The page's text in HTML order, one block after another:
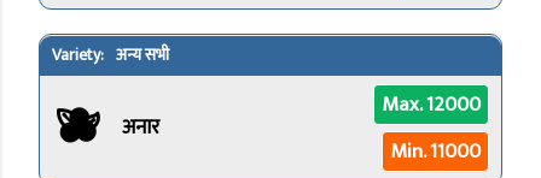
अन्य सभी
🫐 अनार
Max. 12000
Min. 11000